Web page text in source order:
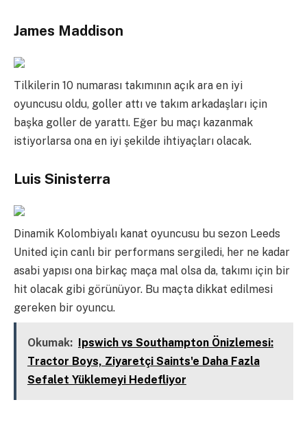
James Maddison
Tilkilerin 10 numarası takımının açık ara en iyi
oyuncusu oldu, goller attı ve takım arkadaşları için
başka goller de yarattı. Eğer bu maçı kazanmak
istiyorlarsa ona en iyi şekilde ihtiyaçları olacak.
Luis Sinisterra
Dinamik Kolombiyalı kanat oyuncusu bu sezon Leeds
United için canlı bir performans sergiledi, her ne kadar
asabi yapısı ona birkaç maça mal olsa da, takımı için bir
hit olacak gibi görünüyor. Bu maçta dikkat edilmesi
gereken bir oyuncu.
Okumak: Ipswich vs Southampton Önizlemesi:
Tractor Boys, Ziyaretçi Saints'e Daha Fazla
Sefalet Yüklemeyi Hedefliyor